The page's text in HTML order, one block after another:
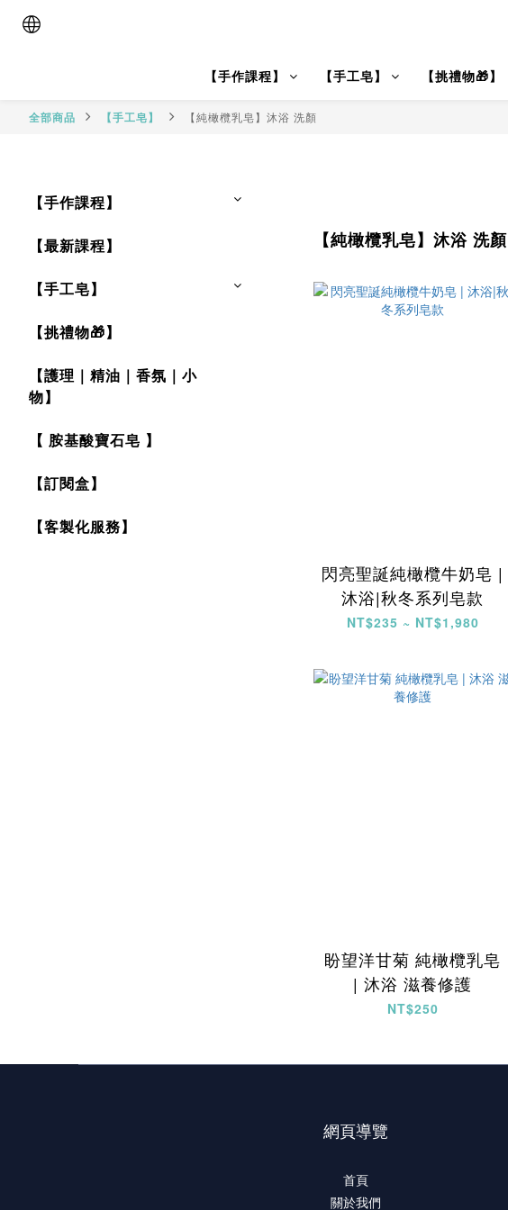
【手作課程】 【手工皂】 【挑禮物🎁】
全部商品 【手工皂】 【純橄欖乳皂】沐浴 洗顏
【手作課程】
【最新課程】
【手工皂】
【挑禮物🎁】
【護理｜精油｜香氛｜小
物】
【 胺基酸寶石皂 】
【訂閱盒】
【客製化服務】
【純橄欖乳皂】沐浴 洗顏
閃亮聖誕純橄欖牛奶皂 |
沐浴|秋冬系列皂款
NT$235 ~ NT$1,980
盼望洋甘菊 純橄欖乳皂
| 沐浴 滋養修護
NT$250
網頁導覽
首頁
關於我們